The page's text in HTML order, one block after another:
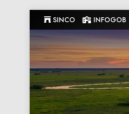
to
content
SINCO INFOGOB
Gobernacion de Guarico